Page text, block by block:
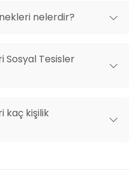
Osmangazi’de bulunan
16200 Osmangazi /
nelerdir?
Sosyal Tesisler
kaç kişilik